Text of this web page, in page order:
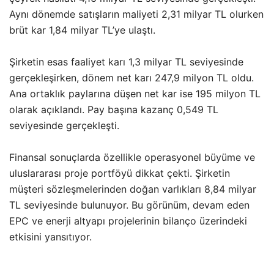
Aynı dönemde satışların maliyeti 2,31 milyar TL olurken
brüt kar 1,84 milyar TL’ye ulaştı.
Şirketin esas faaliyet karı 1,3 milyar TL seviyesinde
gerçekleşirken, dönem net karı 247,9 milyon TL oldu.
Ana ortaklık paylarına düşen net kar ise 195 milyon TL
olarak açıklandı. Pay başına kazanç 0,549 TL
seviyesinde gerçekleşti.
Finansal sonuçlarda özellikle operasyonel büyüme ve
uluslararası proje portföyü dikkat çekti. Şirketin
müşteri sözleşmelerinden doğan varlıkları 8,84 milyar
TL seviyesinde bulunuyor. Bu görünüm, devam eden
EPC ve enerji altyapı projelerinin bilanço üzerindeki
etkisini yansıtıyor.